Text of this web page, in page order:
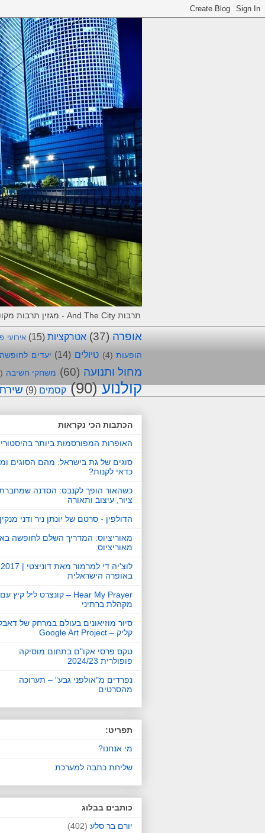
תרבות And The City - מגזין תרבות מקוון, המלצות וחוויות מאירועי תרבות. מביאים את התרבות לרשת !
אופרה (37) אטרקציות (15) אירועי
הופעות (4) טיולים (14) יעדים לחופשה
מחול ותנועה (60) משחקי חשיבה
קולנוע (90) קסמים (9)
הכתבות הכי נקראות
האופרות המפורסמות ביותר
סוגים של גת בישראל: מהם הסוגים
כדאי לקנות?
כשהאור הופך לקנבס: הסדנה שמחברת
ציור, עיצוב ותאורה
הדולפין - סרטם של יונתן ניר ודני מנקין
מאוריציוס: המדריך השלם לחופשה
מאוריציוס
לוצ'יה די למרמור מאת דוניצטי | 2017
באופרה הישראלית
Hear My Prayer – קונצרט ליל קיץ עם
מקהלת ברתיני
סיור מוזיאונים בעולם במרחק של
קליק – Google Art Project
טקס פרסי אקו"ם בתחום מוסיקה
פופולרית 2024/23
נפרדים מ"אולפני גבע" – תערוכה
מהסרטים
תפריט:
מי אנחנו?
שליחת כתבה למערכת
כותבים בבלוג
יורם בר סלע (402)